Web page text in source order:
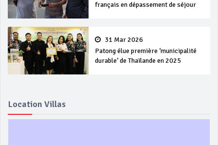
français en dépassement de séjour
31 Mar 2026
Patong élue première ‘municipalité
durable’ de Thaïlande en 2025
Location Villas